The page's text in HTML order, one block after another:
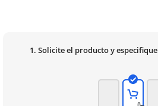
1. Solicite el producto y